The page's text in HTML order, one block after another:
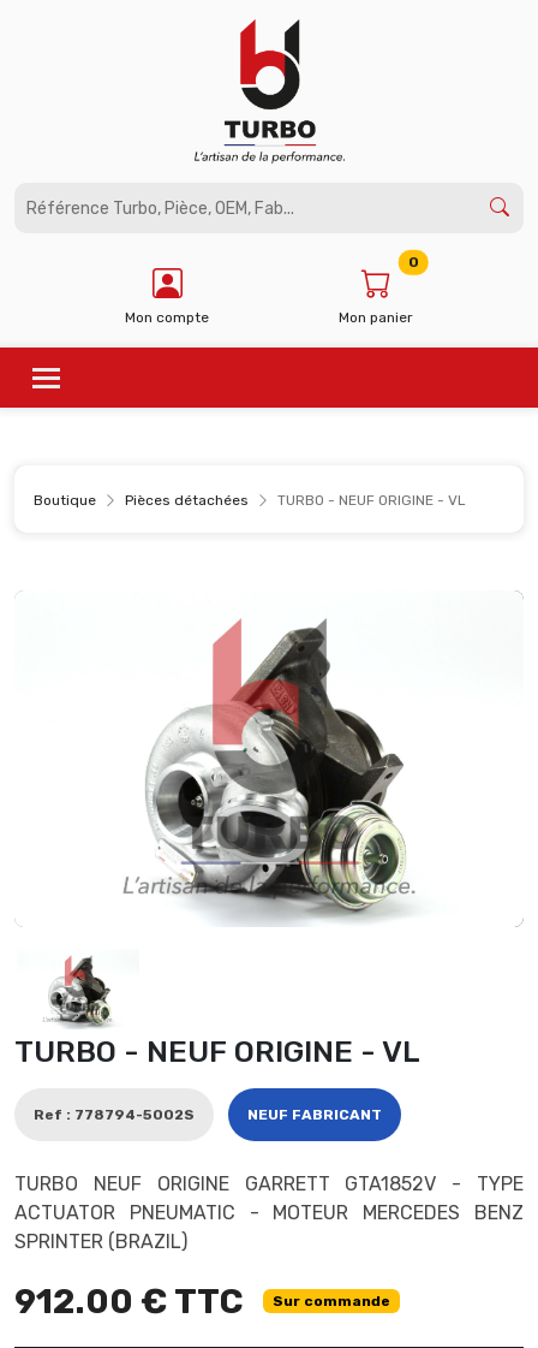
Mon compte Mon panier
0
Boutique Pièces détachées TURBO - NEUF ORIGINE - VL
TURBO - NEUF ORIGINE - VL
Ref : 778794-5002S NEUF FABRICANT
TURBO NEUF ORIGINE GARRETT GTA1852V - TYPE
ACTUATOR PNEUMATIC - MOTEUR MERCEDES BENZ
SPRINTER (BRAZIL)
912.00 € TTC Sur commande
Panneau de gestion des cookies